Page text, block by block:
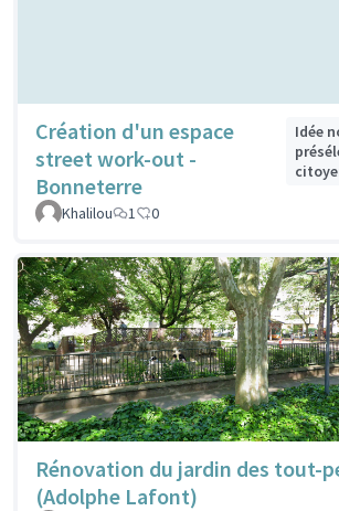
Création d'un espace
street work-out -
Bonneterre
Idée
Khalilou 1 0
Rénovation du jardin des tout-
(Adolphe Lafont)